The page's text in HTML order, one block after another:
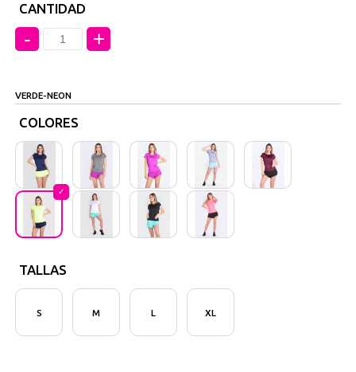
CANTIDAD
- +
VERDE-NEON
COLORES
TALLAS
S M L XL